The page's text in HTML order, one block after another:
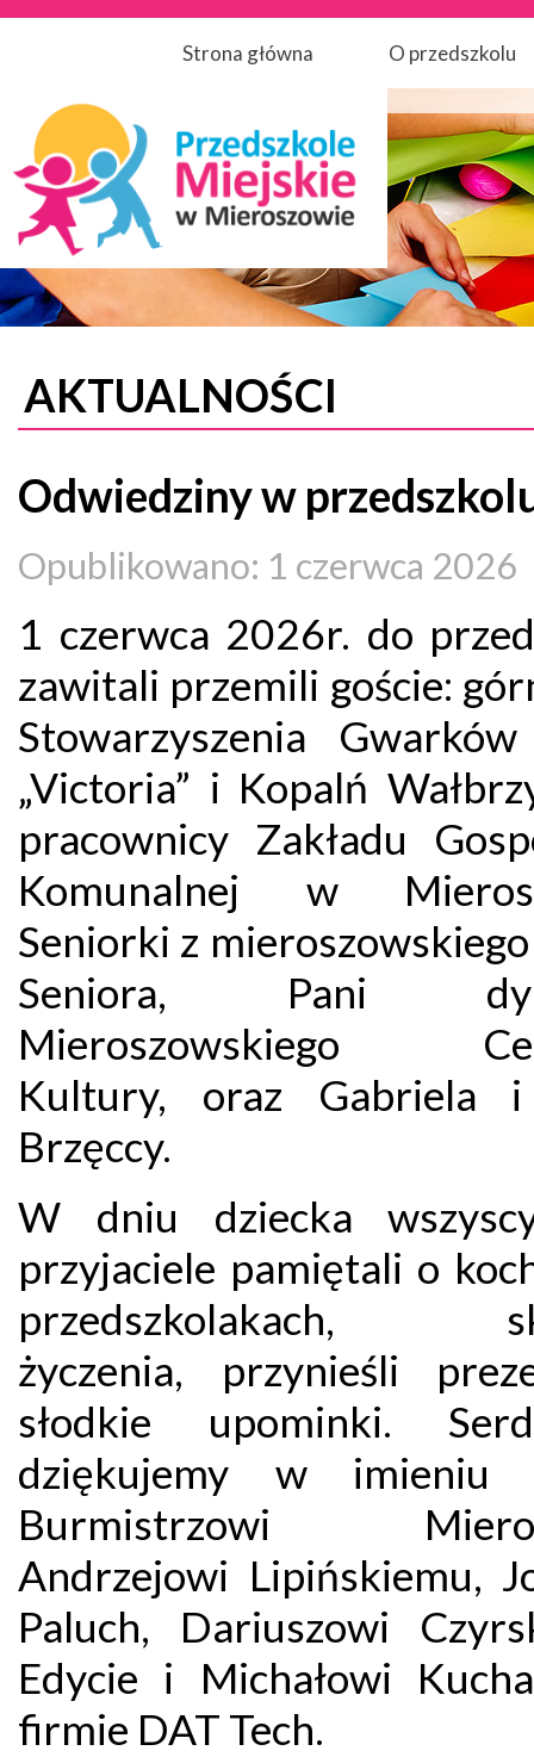
Strona główna O przedszkolu
AKTUALNOŚCI
Odwiedziny w
Opublikowano: 1 czerwca 2026
1 czerwca 2026r. do
zawitali przemili goście:
Stowarzyszenia
„Victoria” i Kopalń
pracownicy Zakładu
Komunalnej w
Seniorki z
Seniora, Pani
Mieroszowskiego
Kultury, oraz Gabriela
Brzęccy.
W dniu dziecka
przyjaciele pamiętali o
przedszkolakach,
życzenia, przynieśli
słodkie upominki.
dziękujemy w imieniu
Burmistrzowi
Andrzejowi Lipińskiemu,
Paluch, Dariuszowi
Edycie i Michałowi
firmie DAT Tech.